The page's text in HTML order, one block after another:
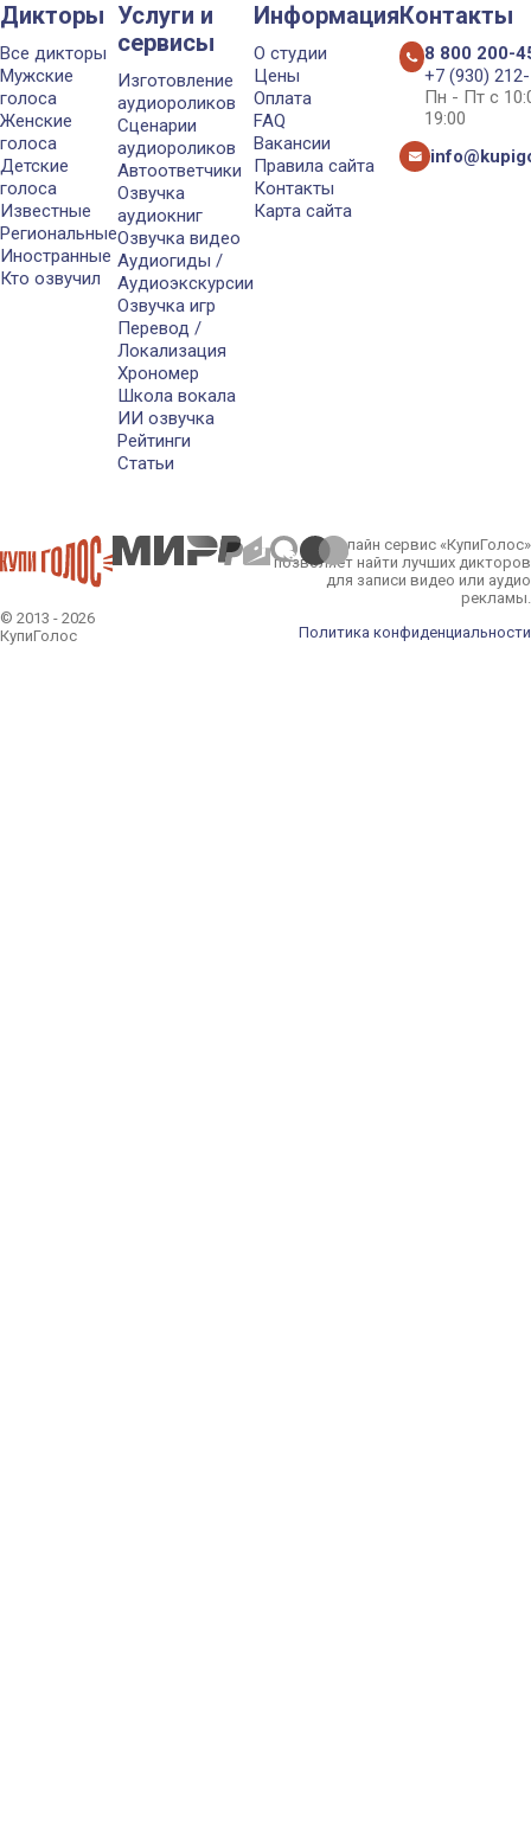
Дикторы
Все дикторы
Мужские
голоса
Женские
голоса
Детские
голоса
Известные
Региональные
Иностранные
Кто озвучил
Услуги и
сервисы
Изготовление
аудиороликов
Сценарии
аудиороликов
Автоответчики
Озвучка
аудиокниг
Озвучка видео
Аудиогиды /
Аудиоэкскурсии
Озвучка игр
Перевод /
Локализация
Хрономер
Школа вокала
ИИ озвучка
Рейтинги
Статьи
Информация
О студии
Цены
Оплата
FAQ
Вакансии
Правила сайта
Контакты
Карта сайта
Контакты
8 800 200-
+7 (930)
Пн - Пт с
19:00
© 2013 - 2026
КупиГолос
Онлайн сервис «КупиГолос»
позволяет найти лучших дикторов
для записи видео или аудио
рекламы.
Политика конфиденциальности